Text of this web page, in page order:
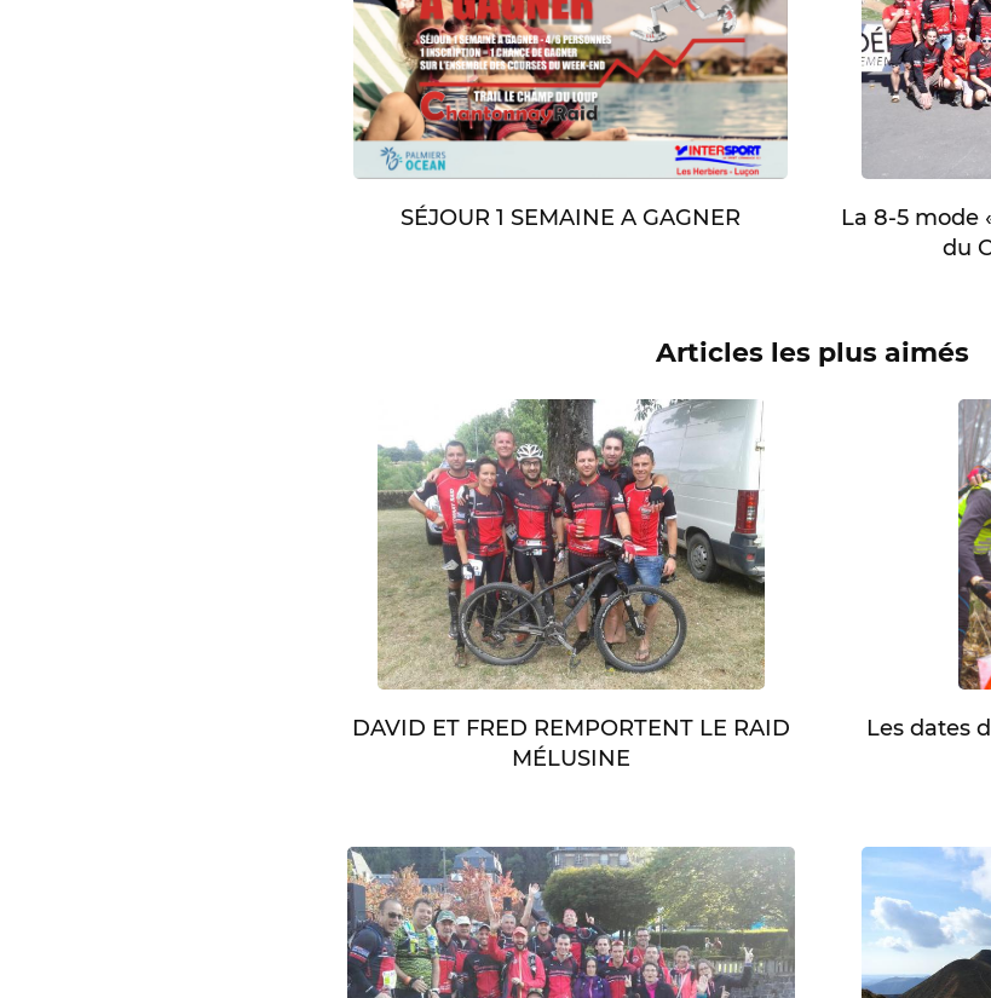
SÉJOUR 1 SEMAINE A GAGNER
La 8-5 mode
du
Articles les plus aimés
DAVID ET FRED REMPORTENT LE RAID
MÉLUSINE
Les dates